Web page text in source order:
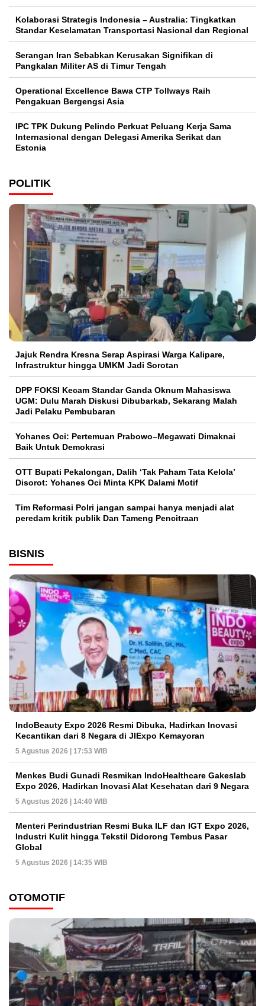
Kolaborasi Strategis Indonesia – Australia: Tingkatkan
Standar Keselamatan Transportasi Nasional dan Regional
Serangan Iran Sebabkan Kerusakan Signifikan di
Pangkalan Militer AS di Timur Tengah
Operational Excellence Bawa CTP Tollways Raih
Pengakuan Bergengsi Asia
IPC TPK Dukung Pelindo Perkuat Peluang Kerja Sama
Internasional dengan Delegasi Amerika Serikat dan
Estonia
POLITIK
Jajuk Rendra Kresna Serap Aspirasi Warga Kalipare,
Infrastruktur hingga UMKM Jadi Sorotan
DPP FOKSI Kecam Standar Ganda Oknum Mahasiswa
UGM: Dulu Marah Diskusi Dibubarkab, Sekarang Malah
Jadi Pelaku Pembubaran
Yohanes Oci: Pertemuan Prabowo–Megawati Dimaknai
Baik Untuk Demokrasi
OTT Bupati Pekalongan, Dalih ‘Tak Paham Tata Kelola’
Disorot: Yohanes Oci Minta KPK Dalami Motif
Tim Reformasi Polri jangan sampai hanya menjadi alat
peredam kritik publik Dan Tameng Pencitraan
BISNIS
IndoBeauty Expo 2026 Resmi Dibuka, Hadirkan Inovasi
Kecantikan dari 8 Negara di JIExpo Kemayoran
5 Agustus 2026 | 17:53 WIB
Menkes Budi Gunadi Resmikan IndoHealthcare Gakeslab
Expo 2026, Hadirkan Inovasi Alat Kesehatan dari 9 Negara
5 Agustus 2026 | 14:40 WIB
Menteri Perindustrian Resmi Buka ILF dan IGT Expo 2026,
Industri Kulit hingga Tekstil Didorong Tembus Pasar
Global
5 Agustus 2026 | 14:35 WIB
OTOMOTIF